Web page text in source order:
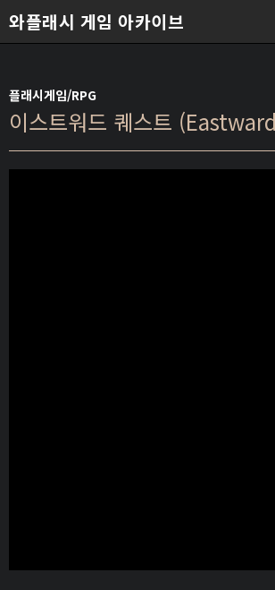
와플래시 게임 아카이브
플래시게임/RPG
이스트워드 퀘스트